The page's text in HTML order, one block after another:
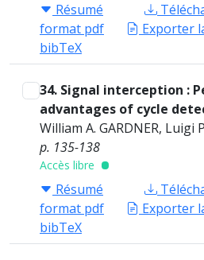
Résumé
format pdf
Exporter
bibTeX
34. Signal interception :
advantages of cycle
William A. GARDNER, Luigi
p. 135-138
Accès libre
Résumé
format pdf
Exporter
bibTeX